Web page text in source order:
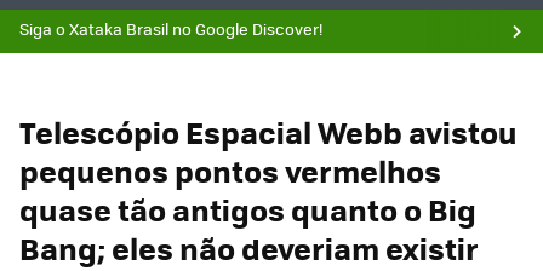
Siga o Xataka Brasil no Google Discover!
Telescópio Espacial Webb avistou
pequenos pontos vermelhos
quase tão antigos quanto o Big
Bang; eles não deveriam existir